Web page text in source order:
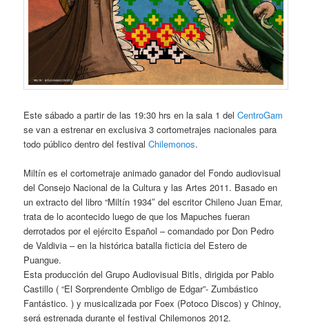
Este sábado a partir de las 19:30 hrs en la sala 1 delCentroGam
se van a estrenar en exclusiva 3 cortometrajes nacionales para
todo público dentro del festivalChilemonos.
Miltín es el cortometraje animado ganador del Fondo audiovisual
del Consejo Nacional de la Cultura y las Artes 2011. Basado en
un extracto del libro “Miltín 1934″ del escritor Chileno Juan Emar,
trata de lo acontecido luego de que los Mapuches fueran
derrotados por el ejército Español – comandado por Don Pedro
de Valdivia – en la histórica batalla ficticia del Estero de
Puangue.
Esta producción del Grupo Audiovisual Bitls, dirigida por Pablo
Castillo ( “El Sorprendente Ombligo de Edgar”- Zumbástico
Fantástico. ) y musicalizada por Foex (Potoco Discos) y Chinoy,
será estrenada durante el festival Chilemonos 2012.